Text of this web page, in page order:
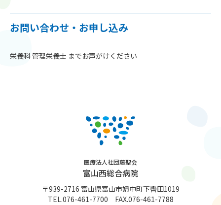
お問い合わせ・お申し込み
栄養科 管理栄養士 までお声がけください
医療法人社団藤聖会
富山西総合病院
〒939-2716 富山県富山市婦中町下轡田1019
TEL.076-461-7700 FAX.076-461-7788